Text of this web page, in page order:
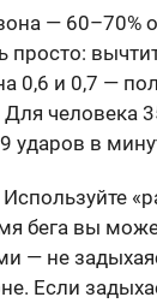
— 60–70%
просто:
0,6 и 0,7 —
человека
ударов в
бега вы
— не
Если